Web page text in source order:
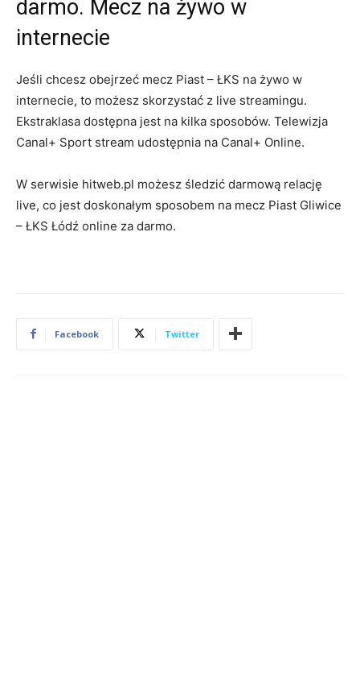
darmo. Mecz na żywo w
internecie
Jeśli chcesz obejrzeć mecz Piast – ŁKS na żywo w
internecie, to możesz skorzystać z live streamingu.
Ekstraklasa dostępna jest na kilka sposobów. Telewizja
Canal+ Sport stream udostępnia na Canal+ Online.
W serwisie hitweb.pl możesz śledzić darmową relację
live, co jest doskonałym sposobem na mecz Piast Gliwice
– ŁKS Łódź online za darmo.
Facebook Twitter